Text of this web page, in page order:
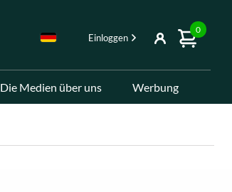
Einloggen
0
Die Medien über uns Werbung